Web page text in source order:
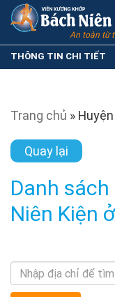
An toàn từ
THÔNG TIN CHI TIẾT
Trang chủ »
Quay lại
Danh
Niên Kiện